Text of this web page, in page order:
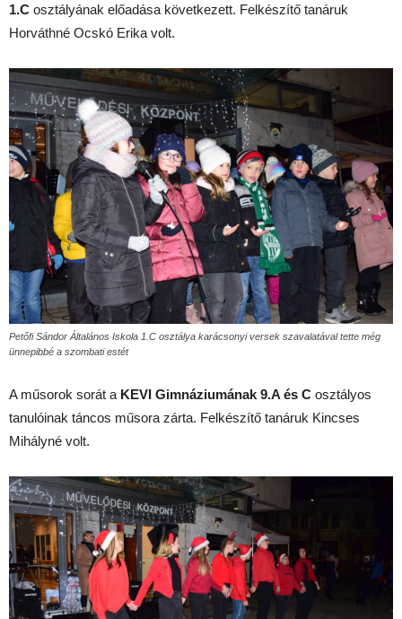
1.C osztályának előadása következett. Felkészítő tanáruk
Horváthné Ocskó Erika volt.
Petőfi Sándor Általános Iskola 1.C osztálya karácsonyi versek szavalatával tette még
ünnepibbé a szombati estét
A műsorok sorát a KEVI Gimnáziumának 9.A és C osztályos
tanulóinak táncos műsora zárta. Felkészítő tanáruk Kincses
Mihályné volt.